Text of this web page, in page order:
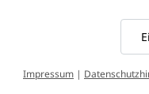
OEKO-TEX
Impressum |